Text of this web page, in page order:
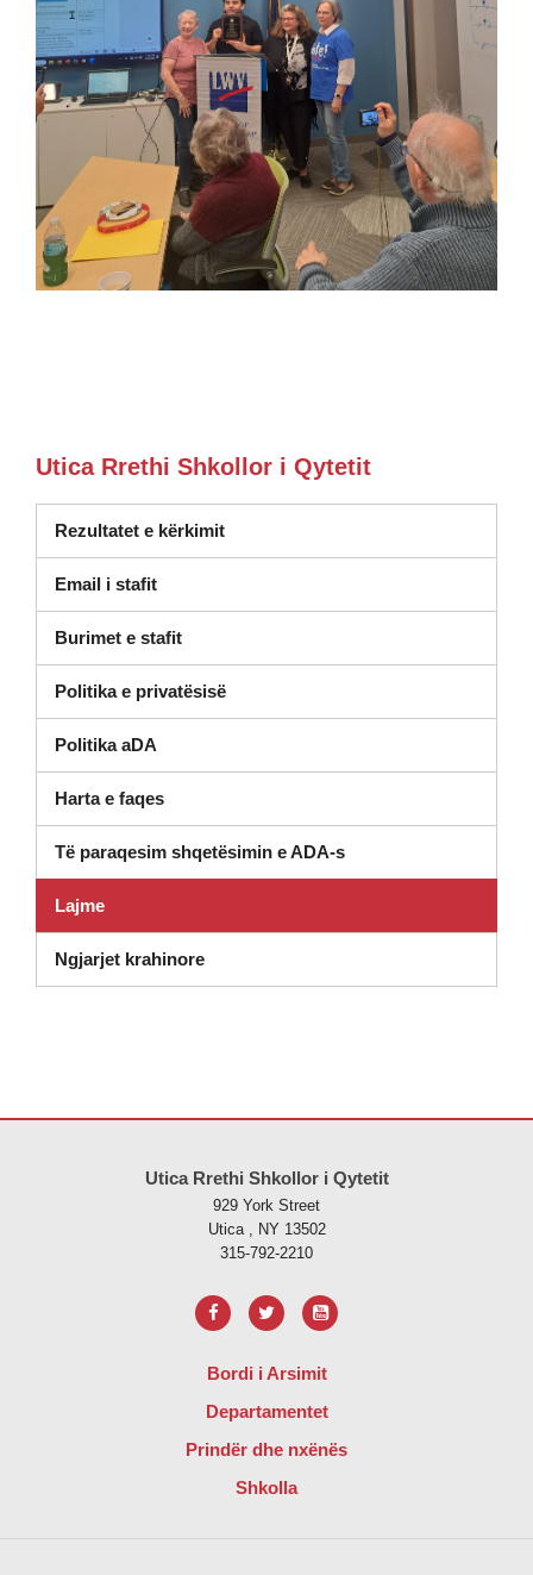
Utica Rrethi Shkollor i Qytetit
Rezultatet e kërkimit
Email i stafit
Burimet e stafit
Politika e privatësisë
Politika aDA
Harta e faqes
Të paraqesim shqetësimin e ADA-s
Lajme
Ngjarjet krahinore
Utica Rrethi Shkollor i Qytetit
929 York Street
Utica , NY 13502
315-792-2210
Bordi i Arsimit
Departamentet
Prindër dhe nxënës
Shkolla